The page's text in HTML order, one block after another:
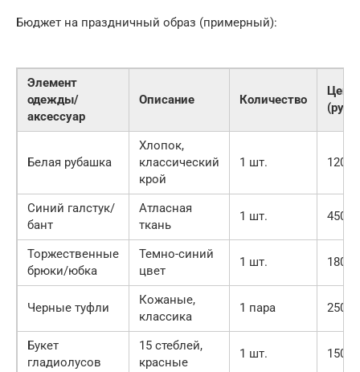
Бюджет на праздничный образ (примерный):
Элемент
одежды/
аксессуар
Описание Количество
Цена
(руб.)
Белая рубашка
Хлопок,
классический
крой
1 шт. 1200
Синий галстук/
бант
Атласная
ткань
1 шт. 450
Торжественные
брюки/юбка
Темно-синий
цвет
1 шт. 1800
Черные туфли
Кожаные,
классика
1 пара 2500
Букет
гладиолусов
15 стеблей,
красные
1 шт. 1500